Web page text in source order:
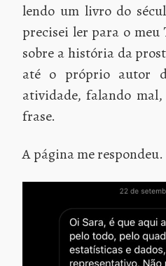
lendo um livro do
precisei ler para o meu
sobre a história da
até o próprio autor
atividade, falando
frase.
A página me respondeu.